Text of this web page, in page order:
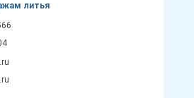
литья